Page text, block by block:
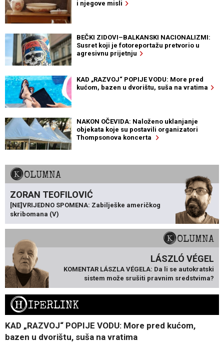
i njegove misli
BEČKI ZIDOVI–BALKANSKI NACIONALIZMI:
Susret koji je fotoreportažu pretvorio u
agresivnu prijetnju
KAD „RAZVOJ“ POPIJE VODU: More pred
kućom, bazen u dvorištu, suša na vratima
NAKON OČEVIDA: Naloženo uklanjanje
objekata koje su postavili organizatori
Thompsonova koncerta
KOLUMNA
ZORAN TEOFILOVIĆ
[NE]VRIJEDNO SPOMENA: Zabilješke američkog
skribomana (V)
KOLUMNA
LÁSZLÓ VÉGEL
KOMENTAR LÁSZLA VÉGELA: Da li se autokratski
sistem može srušiti pravnim sredstvima?
HIPERLINK
KAD „RAZVOJ“ POPIJE VODU: More pred kućom,
bazen u dvorištu, suša na vratima